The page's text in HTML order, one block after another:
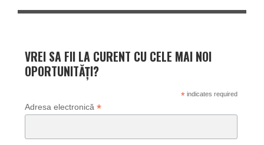
VREI SA FII LA CURENT CU CELE MAI NOI
OPORTUNITĂȚI?
*indicates required
Adresa electronică *